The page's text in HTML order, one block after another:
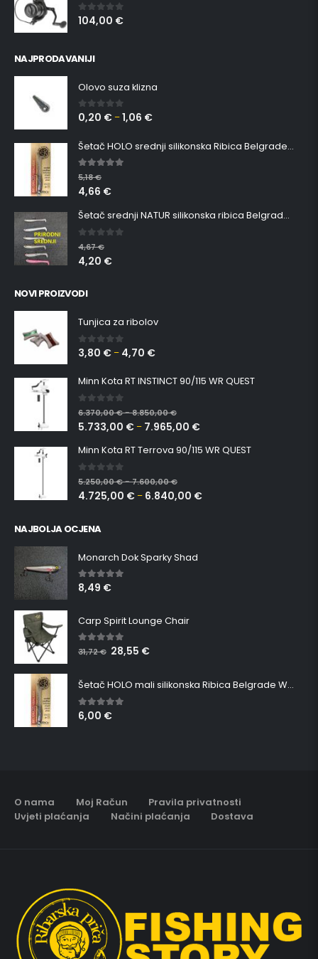
0out of 5
104,00 €
NAJPRODAVANIJI
Olovo suza klizna
0 out of 5
0,20 € –1,06 €
Šetač HOLO srednji silikonska Ribica Belgrade Walker
5.00out of 5
5,18€
4,66 €
Šetač srednji NATUR silikonska ribica Belgrade Walker
0 out of 5
4,67€
4,20 €
NOVI PROIZVODI
Tunjica za ribolov
0 out of 5
3,80 € – 4,70 €
Minn Kota RT INSTINCT 90/115 WR QUEST
0 out of 5
6.370,00€–8.850,00€
5.733,00 € – 7.965,00 €
Minn Kota RT Terrova 90/115 WR QUEST
0 out of 5
5.250,00€–7.600,00€
4.725,00 € – 6.840,00 €
NAJBOLJA OCJENA
Monarch Dok Sparky Shad
5.00 out of 5
8,49 €
Carp Spirit Lounge Chair
5.00 out of 5
31,72€ 28,55 €
Šetač HOLO mali silikonska Ribica Belgrade Walker
5.00out of 5
6,00 €
O nama Moj Račun
Pravila privatnosti
Uvjeti plaćanja
Načini plaćanja Dostava